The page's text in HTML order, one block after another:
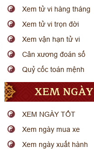
Xem tử vi hàng tháng
Xem tử vi trọn đời
Xem vận hạn tử vi
Cân xương đoán số
Quỷ cốc toán mệnh
XEM NGÀY
XEM NGÀY TỐT
Xem ngày mua xe
Xem ngày xuất hành